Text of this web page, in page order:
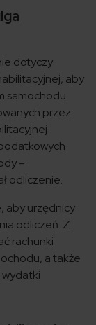
dotyczy
aby
samochodu.
przez
–
odliczenie.
aby urzędnicy
odliczeń. Z
rachunki
a także